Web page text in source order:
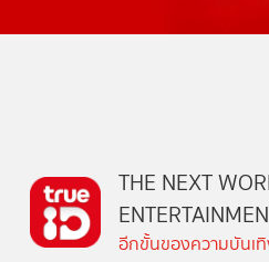
THE NEXT
อีกขั้นของความบันเ